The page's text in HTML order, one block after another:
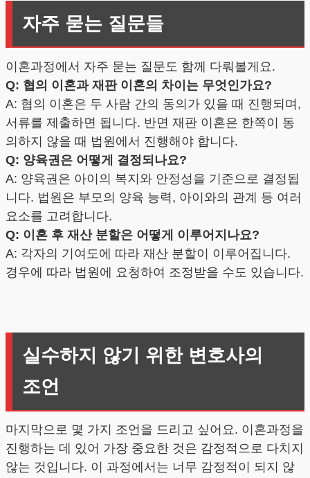
자주 묻는 질문들
이혼과정에서 자주 묻는 질문도 함께 다뤄볼게요.
Q: 협의 이혼과 재판 이혼의 차이는 무엇인가요?
A: 협의 이혼은 두 사람 간의 동의가 있을 때 진행되며,
서류를 제출하면 됩니다. 반면 재판 이혼은 한쪽이 동
의하지 않을 때 법원에서 진행해야 합니다.
Q: 양육권은 어떻게 결정되나요?
A: 양육권은 아이의 복지와 안정성을 기준으로 결정됩
니다. 법원은 부모의 양육 능력, 아이와의 관계 등 여러
요소를 고려합니다.
Q: 이혼 후 재산 분할은 어떻게 이루어지나요?
A: 각자의 기여도에 따라 재산 분할이 이루어집니다.
경우에 따라 법원에 요청하여 조정받을 수도 있습니다.
실수하지 않기 위한 변호사의
조언
마지막으로 몇 가지 조언을 드리고 싶어요. 이혼과정을
진행하는 데 있어 가장 중요한 것은 감정적으로 다치지
않는 것입니다. 이 과정에서는 너무 감정적이 되지 않